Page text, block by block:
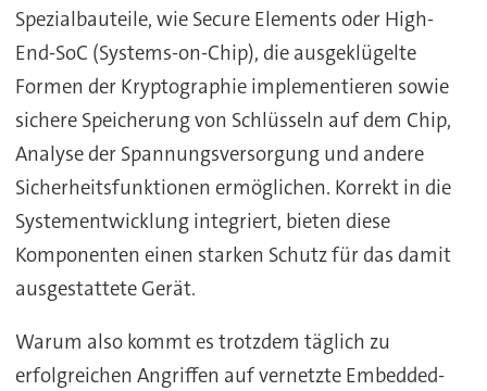
Spezialbauteile, wie Secure Elements oder High-
End-SoC (Systems-on-Chip), die ausgeklügelte
Formen der Kryptographie implementieren sowie
sichere Speicherung von Schlüsseln auf dem Chip,
Analyse der Spannungsversorgung und andere
Sicherheitsfunktionen ermöglichen. Korrekt in die
Systementwicklung integriert, bieten diese
Komponenten einen starken Schutz für das damit
ausgestattete Gerät.
Warum also kommt es trotzdem täglich zu
erfolgreichen Angriffen auf vernetzte Embedded-